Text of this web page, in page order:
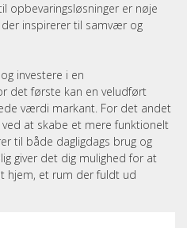
opbevaringsløsninger er nøje
inspirerer til samvær og
investere i en
det første kan en veludført
værdi markant. For det andet
at skabe et mere funktionelt
til både dagligdags brug og
giver det dig mulighed for at
et rum der fuldt ud